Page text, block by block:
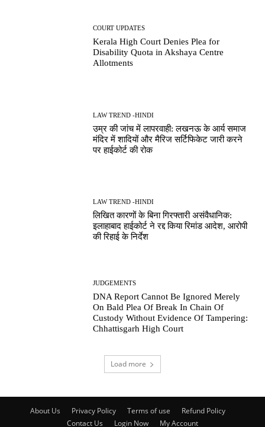
COURT UPDATES
Kerala High Court Denies Plea for
Disability Quota in Akshaya Centre
Allotments
LAW TREND -HINDI
उम्र की जांच में लापरवाही: लखनऊ के आर्य समाज
मंदिर में शादियों और मैरिज सर्टिफिकेट जारी करने
पर हाईकोर्ट की रोक
LAW TREND -HINDI
लिखित कारणों के बिना गिरफ्तारी असंवैधानिक:
इलाहाबाद हाईकोर्ट ने रद्द किया रिमांड आदेश, आरोपी
की रिहाई के निर्देश
JUDGEMENTS
DNA Report Cannot Be Ignored Merely
On Bald Plea Of Break In Chain Of
Custody Without Evidence Of Tampering:
Chhattisgarh High Court
Load more
About Us Privacy Policy Terms of use
Refund Policy
Contact Us
Login Now My Account